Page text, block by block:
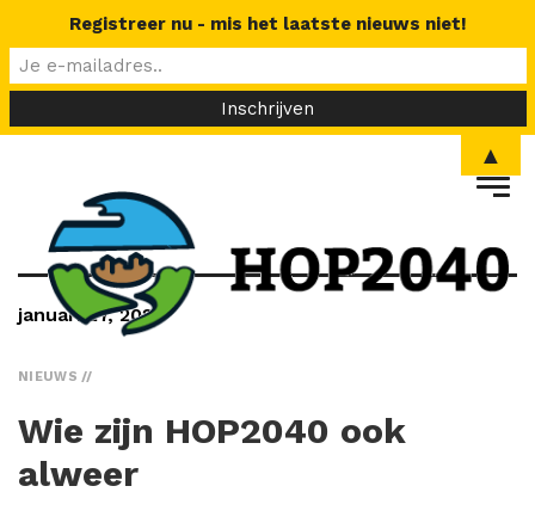
januari 27, 2023
NIEUWS
Wie zijn HOP2040 ook
alweer
Registreer nu - mis het laatste nieuws niet!
▲